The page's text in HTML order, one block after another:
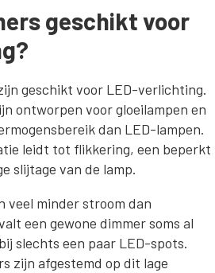
geschikt voor
geschikt voor LED-verlichting.
ontworpen voor gloeilampen en
dan LED-lampen.
leidt tot flikkering, een beperkt
slijtage van de lamp.
veel minder stroom dan
een gewone dimmer soms al
slechts een paar LED-spots.
zijn afgestemd op dit lage